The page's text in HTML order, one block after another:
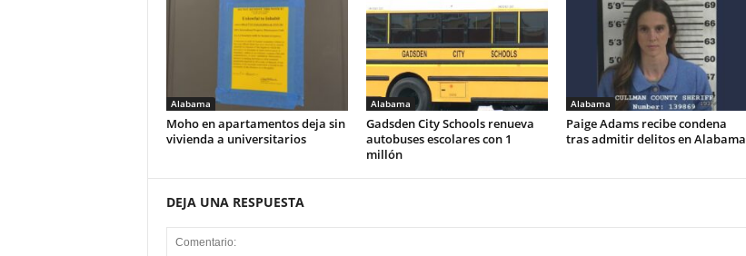
Alabama
Moho en apartamentos deja sin
vivienda a universitarios
Alabama
Gadsden City Schools renueva
autobuses escolares con 1
millón
Alabama
Paige Adams recibe condena
tras admitir delitos en Alabama
DEJA UNA RESPUESTA